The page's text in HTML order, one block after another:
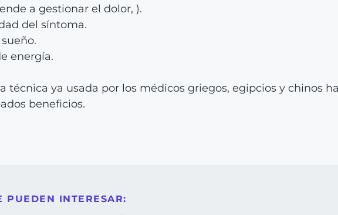
a gestionar el dolor, ).
del síntoma.
energía.
técnica ya usada por los médicos griegos, egipcios y chinos
beneficios.
PUEDEN INTERESAR: